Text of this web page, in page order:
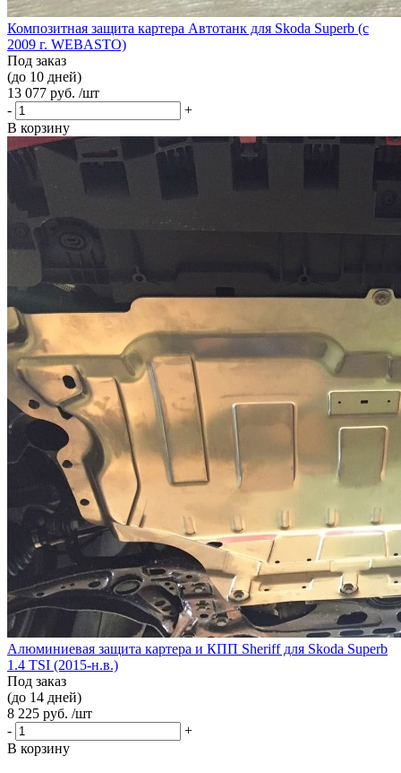
Композитная защита картера Автотанк для Skoda Superb (с
2009 г. WEBASTO)
Под заказ
(до 10 дней)
13 077 руб. /шт
-
+
В корзину
Алюминиевая защита картера и КПП Sheriff для Skoda Superb
1.4 TSI (2015-н.в.)
Под заказ
(до 14 дней)
8 225 руб. /шт
-
+
В корзину